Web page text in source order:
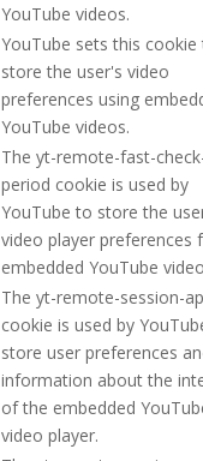
YouTube videos.
YouTube sets this cookie
store the user's video
preferences using
YouTube videos.
The yt-remote-fast-
period cookie is used by
YouTube to store the
video player preferences
embedded YouTube
The yt-remote-session-
cookie is used by
store user preferences
information about the
of the embedded
video player.